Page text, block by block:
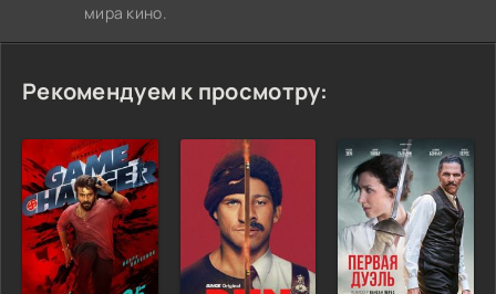
мира кино.
Рекомендуем к просмотру: